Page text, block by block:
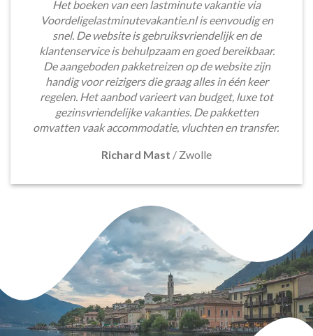
Het boeken van een lastminute vakantie via
Voordeligelastminutevakantie.nl is eenvoudig en
snel. De website is gebruiksvriendelijk en de
klantenservice is behulpzaam en goed bereikbaar.
De aangeboden pakketreizen op de website zijn
handig voor reizigers die graag alles in één keer
regelen. Het aanbod varieert van budget, luxe tot
gezinsvriendelijke vakanties. De pakketten
omvatten vaak accommodatie, vluchten en transfer.
Richard Mast / Zwolle